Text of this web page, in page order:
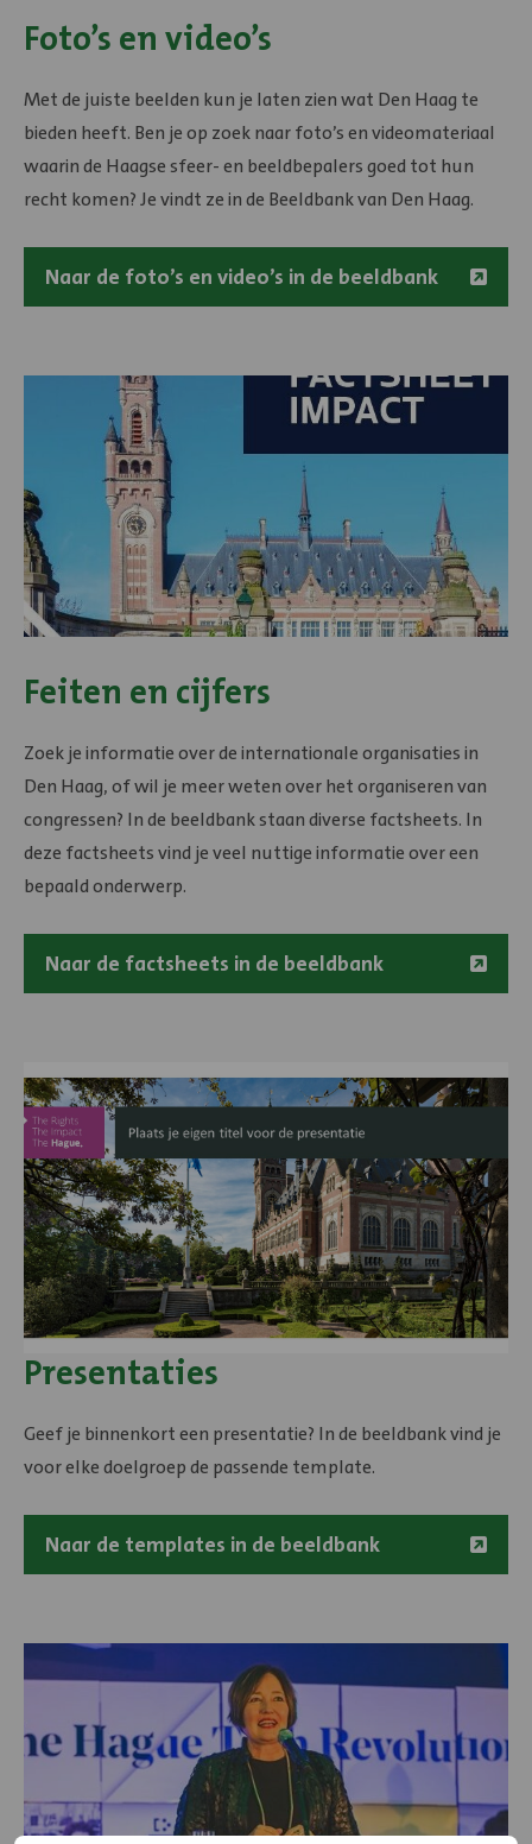
Foto’s en video’s
Met de juiste beelden kun je laten zien wat Den Haag te
bieden heeft. Ben je op zoek naar foto’s en videomateriaal
waarin de Haagse sfeer- en beeldbepalers goed tot hun
recht komen? Je vindt ze in de Beeldbank van Den Haag.
Naar de foto’s en video’s in de beeldbank
Feiten en cijfers
Zoek je informatie over de internationale organisaties in
Den Haag, of wil je meer weten over het organiseren van
congressen? In de beeldbank staan diverse factsheets. In
deze factsheets vind je veel nuttige informatie over een
bepaald onderwerp.
Naar de factsheets in de beeldbank
Presentaties
Geef je binnenkort een presentatie? In de beeldbank vind je
voor elke doelgroep de passende template.
Naar de templates in de beeldbank